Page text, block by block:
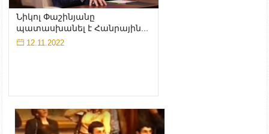
Նիկոլ Փաշինյանը
պատասխանել է Հանրային...
12.11.2022